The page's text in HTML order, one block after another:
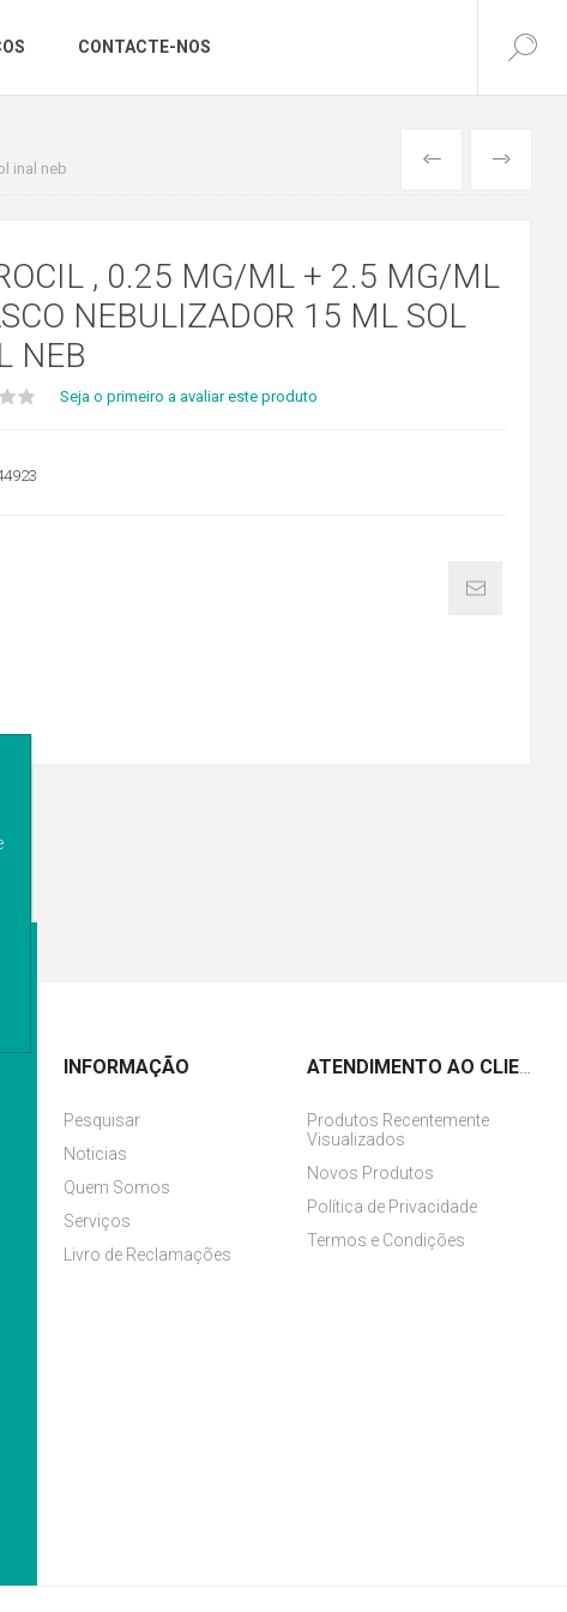
CONTACTE-NOS
inal neb ANTERIORSEGUINTE
, 0.25 MG/ML + 2.5 MG/ML
NEBULIZADOR 15 ML SOL
NEB
Seja o primeiro a avaliar este produto
INFORMAÇÃO
Pesquisar
Noticias
Quem Somos
Serviços
Livro de Reclamações
ATENDIMENTO AO CLIENTE
Produtos Recentemente
Visualizados
Novos Produtos
Política de Privacidade
Termos e Condições